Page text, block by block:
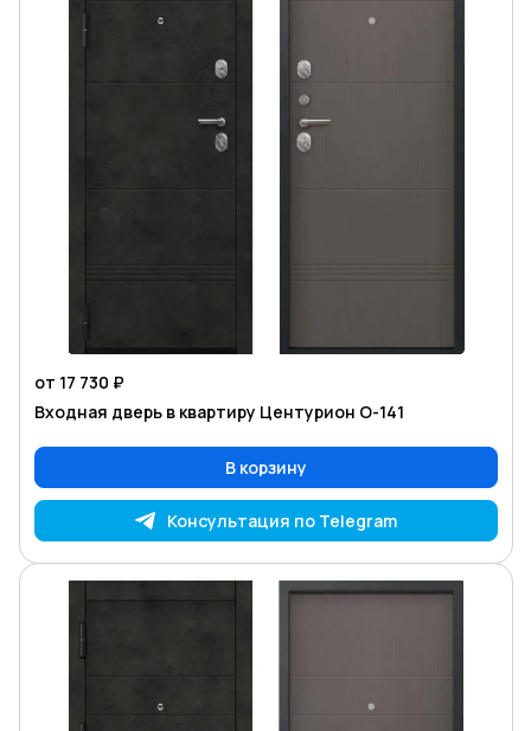
от 17 730 ₽
Входная дверь в квартиру Центурион O-141
В корзину
Консультация по Telegram